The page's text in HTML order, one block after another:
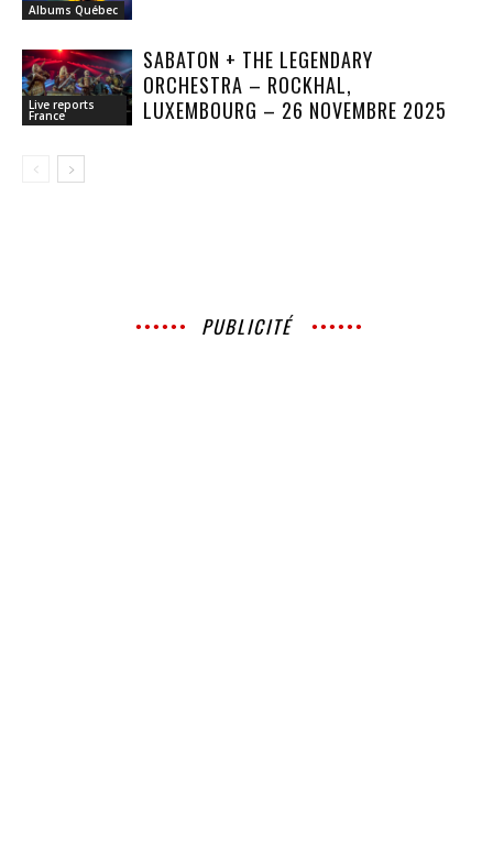
Albums Québec
Live reports
France
SABATON + THE LEGENDARY
ORCHESTRA – ROCKHAL,
LUXEMBOURG – 26 NOVEMBRE 2025
PUBLICITÉ